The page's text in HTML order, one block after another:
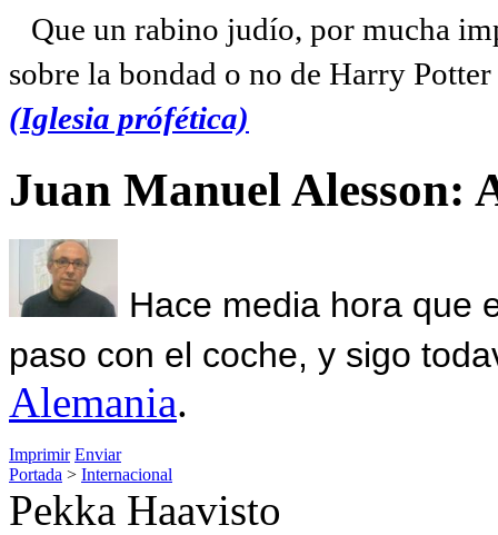
Que un rabino judío, por mucha
sobre la bondad o no de Harry
(Iglesia prófética)
Juan Manuel Alesson:
Hace media hora que
paso con el coche, y sigo
Alemania.
Imprimir Enviar
Portada > Internacional
Pekka Haavisto